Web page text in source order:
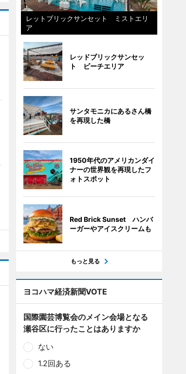
レットブリックサンセット ミストエリ
ア
レッドブリックサンセッ
ト ビーチエリア
サンタモニカにあるさん橋
を再現した橋
1950年代のアメリカンダイ
ナーの世界観を再現したフ
ォトスポット
Red Brick Sunset ハンバ
ーガーやアイスクリームも
もっと見る
ヨコハマ経済新聞VOTE
国際園芸博覧会のメイン会場となる
瀬谷区に行ったことはありますか
ない
1.2回ある